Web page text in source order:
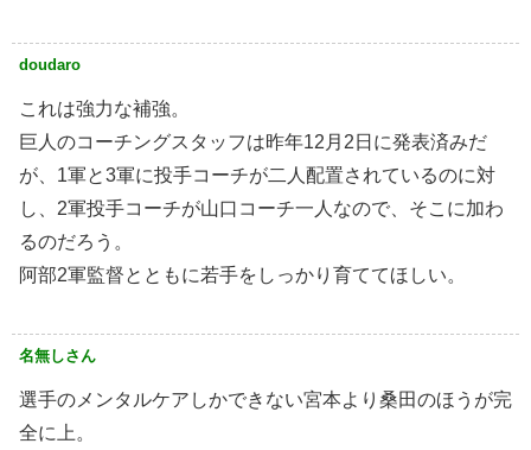
doudaro
これは強力な補強。
巨人のコーチングスタッフは昨年12月2日に発表済みだ
が、1軍と3軍に投手コーチが二人配置されているのに対
し、2軍投手コーチが山口コーチ一人なので、そこに加わ
るのだろう。
阿部2軍監督とともに若手をしっかり育ててほしい。
名無しさん
選手のメンタルケアしかできない宮本より桑田のほうが完
全に上。